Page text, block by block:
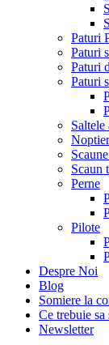
Paturi
Paturi
Paturi
Paturi
Saltele
Scaun
Perne
Pilote
Despre Noi
Blog
Somiere la
Ce trebuie sa
Newsletter